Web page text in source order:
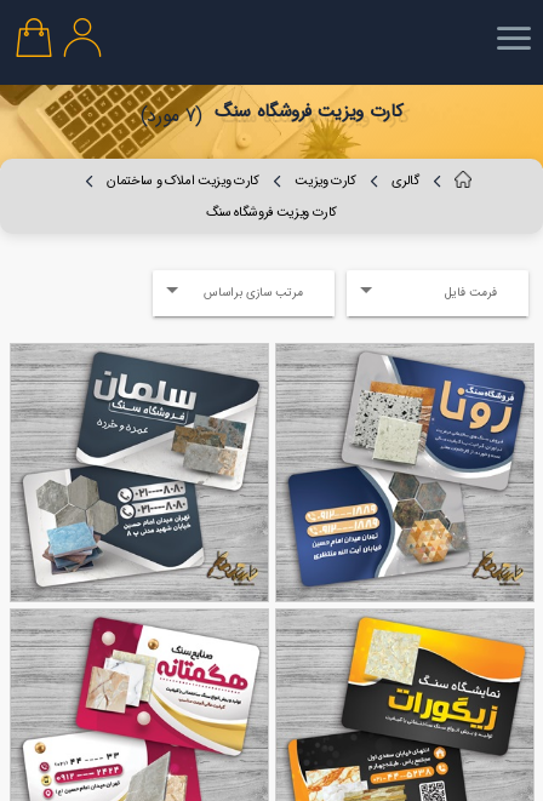
کارت ویزیت فروشگاه سنگ (7 مورد)
گالری کارت ویزیت
کارت ویزیت املاک و ساختمان
کارت ویزیت فروشگاه سنگ
فرمت فایل مرتب سازی براساس
طرح ویزیت فروشگاه سنگ
20
طرح کارت فروشگاه سنگ
27